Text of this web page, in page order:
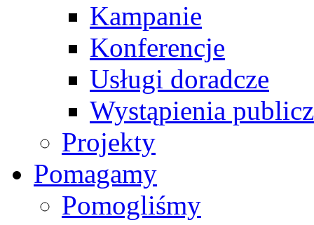
Kampanie
Konferencje
Usługi doradcze
Wystąpienia
Projekty
Pomagamy
Pomogliśmy